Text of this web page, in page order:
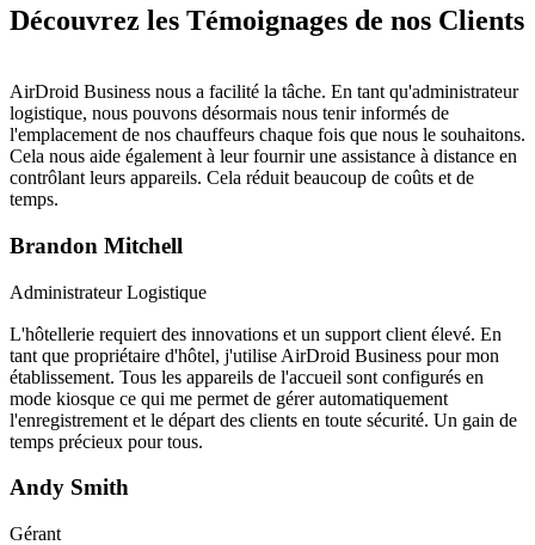
Découvrez les Témoignages de nos Clients
AirDroid Business nous a facilité la tâche. En tant qu'administrateur
logistique, nous pouvons désormais nous tenir informés de
l'emplacement de nos chauffeurs chaque fois que nous le souhaitons.
Cela nous aide également à leur fournir une assistance à distance en
contrôlant leurs appareils. Cela réduit beaucoup de coûts et de
temps.
Brandon Mitchell
Administrateur Logistique
L'hôtellerie requiert des innovations et un support client élevé. En
tant que propriétaire d'hôtel, j'utilise AirDroid Business pour mon
établissement. Tous les appareils de l'accueil sont configurés en
mode kiosque ce qui me permet de gérer automatiquement
l'enregistrement et le départ des clients en toute sécurité. Un gain de
temps précieux pour tous.
Andy Smith
Gérant